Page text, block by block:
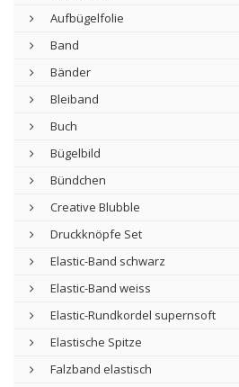
Aufbügelfolie
Band
Bänder
Bleiband
Buch
Bügelbild
Bündchen
Creative Blubble
Druckknöpfe Set
Elastic-Band schwarz
Elastic-Band weiss
Elastic-Rundkordel supernsoft
Elastische Spitze
Falzband elastisch